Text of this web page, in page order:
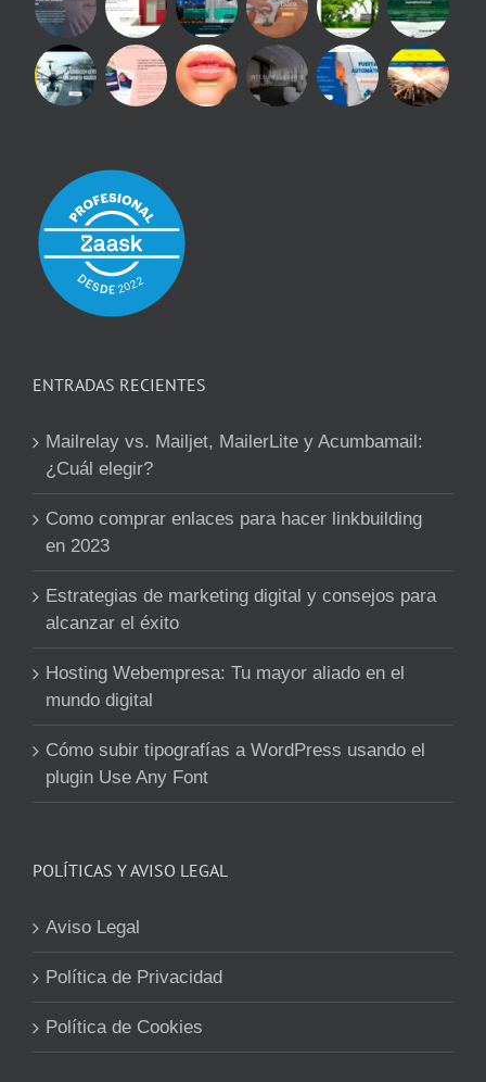
ENTRADAS RECIENTES
Mailrelay vs. Mailjet, MailerLite y Acumbamail:
¿Cuál elegir?
Como comprar enlaces para hacer linkbuilding
en 2023
Estrategias de marketing digital y consejos para
alcanzar el éxito
Hosting Webempresa: Tu mayor aliado en el
mundo digital
Cómo subir tipografías a WordPress usando el
plugin Use Any Font
POLÍTICAS Y AVISO LEGAL
Aviso Legal
Política de Privacidad
Política de Cookies